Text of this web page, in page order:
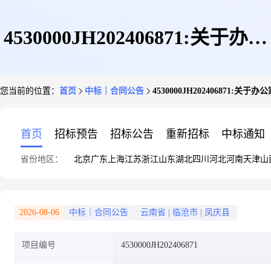
4530000JH202406871:关于办公
您当前的位置： 首页 中标｜合同公告 4530000JH202406871:关于办
首页 招标预告 招标公告 重新招标 中标通知
省份地区： 北京广东 上海江苏浙江山东湖北四川 河北河南天津山
2026-08-06 中标｜合同公告 云南省 临沧市 凤庆县
项目编号 4530000JH202406871